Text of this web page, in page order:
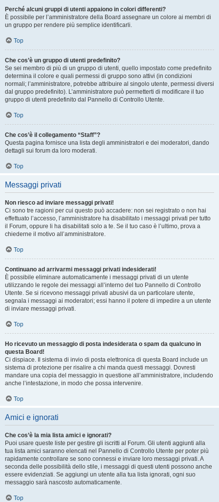
Perché alcuni gruppi di utenti appaiono in colori differenti?
È possibile per l’amministratore della Board assegnare un colore ai membri di
un gruppo per rendere più semplice identificarli.
Top
Che cos’è un gruppo di utenti predefinito?
Se sei membro di più di un gruppo di utenti, quello impostato come predefinito
determina il colore e quali permessi di gruppo sono attivi (in condizioni
normali; l’amministratore, potrebbe attribuire al singolo utente, permessi diversi
dal gruppo predefinito). L’amministratore può permetterti di modificare il tuo
gruppo di utenti predefinito dal Pannello di Controllo Utente.
Top
Che cos’è il collegamento “Staff”?
Questa pagina fornisce una lista degli amministratori e dei moderatori, dando
dettagli sui forum da loro moderati.
Top
Messaggi privati
Non riesco ad inviare messaggi privati!
Ci sono tre ragioni per cui questo può accadere: non sei registrato o non hai
effettuato l’accesso, l’amministratore ha disabilitato i messaggi privati per tutto
il Forum, oppure li ha disabilitati solo a te. Se il tuo caso è l’ultimo, prova a
chiederne il motivo all’amministratore.
Top
Continuano ad arrivarmi messaggi privati indesiderati!
È possibile eliminare automaticamente i messaggi privati ​​di un utente
utilizzando le regole dei messaggi all’interno del tuo Pannello di Controllo
Utente. Se si ricevono messaggi privati ​​abusivi da un particolare utente,
segnala i messaggi ai moderatori; essi hanno il potere di impedire a un utente
di inviare messaggi privati​​.
Top
Ho ricevuto un messaggio di posta indesiderata o spam da qualcuno in
questa Board!
Ci dispiace. Il sistema di invio di posta elettronica di questa Board include un
sistema di protezione per risalire a chi manda questi messaggi. Dovresti
mandare una copia del messaggio in questione all’amministratore, includendo
anche l’intestazione, in modo che possa intervenire.
Top
Amici e ignorati
Che cos’è la mia lista amici e ignorati?
Puoi usare queste liste per gestire gli iscritti al Forum. Gli utenti aggiunti alla
tua lista amici saranno elencati nel Pannello di Controllo Utente per poter più
rapidamente controllare se sono connessi e inviare loro messaggi privati. A
seconda delle possibilità dello stile, i messaggi di questi utenti possono anche
essere evidenziati. Se aggiungi un utente alla tua lista ignorati, ogni suo
messaggio sarà nascosto automaticamente.
Top